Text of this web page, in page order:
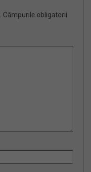
Câmpurile obligatorii